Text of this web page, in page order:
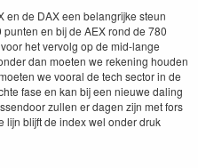
en de DAX een belangrijke steun
en bij de AEX rond de 780
het vervolg op de mid-lange
dan moeten we rekening houden
we vooral de tech sector in de
fase en kan bij een nieuwe daling
zullen er dagen zijn met fors
lijn blijft de index wel onder druk